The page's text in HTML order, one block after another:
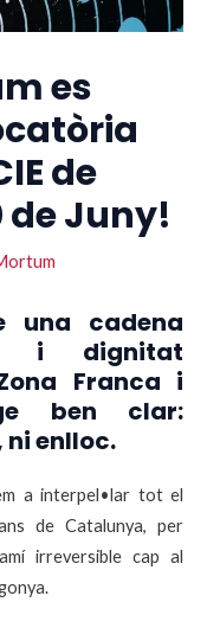
es
de
de Juny!
una cadena
i dignitat
Franca i
ben clar:
ni enlloc.
a interpel•lar tot el
de Catalunya, per
irreversible cap al